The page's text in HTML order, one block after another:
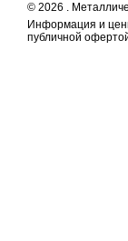
© 2026 .
Информация и
публичной